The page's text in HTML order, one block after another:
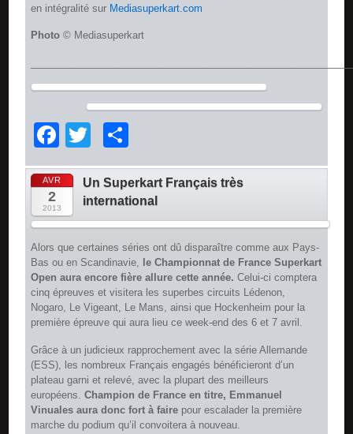
en intégralité sur Mediasuperkart.com
Photo© Mediasuperkart
Facebook
Twitter
AVR
2
2013
Un Superkart Français très
international
Alors que certaines séries ont dû disparaître comme aux Pays-
Bas ou en Scandinavie, le Championnat de France Superkart
Open aura encore fière allure cette année. Celui-ci comptera
cinq épreuves et visitera les superbes circuits Lédenon,
Nogaro, Le Vigeant, Le Mans, ainsi que Hockenheim pour la
première épreuve qui aura lieu ce week-end des 6 et 7 avril.
Grâce à un judicieux rapprochement avec la série Allemande
(ESS), les nombreux Français engagés bénéficieront d’un
plateau garni et relevé, avec la plupart des meilleurs
européens.Champion de France en titre, Emmanuel
Vinuales aura donc fort à faire pour escalader la première
marche du podium qu’il convoitera à nouveau.